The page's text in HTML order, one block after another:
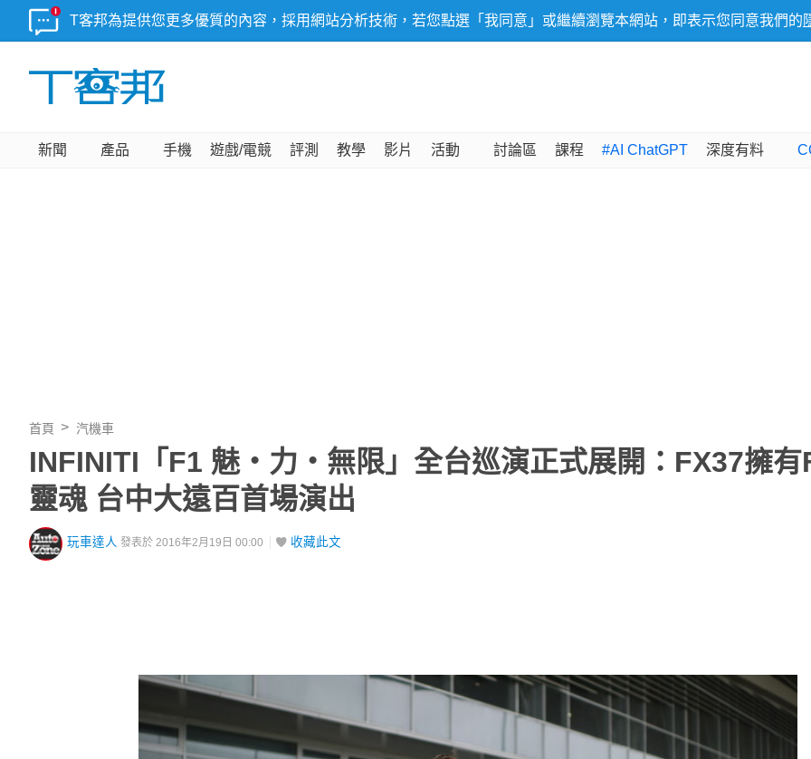
T客邦為提供您更多優質的內容，採用網站分析技術，若您點選「我同意」或繼續瀏覽本網站，即表示您同意我們的
新聞 產品 手機 遊戲/電競 評測 教學 影片 活動 討論區 課程 #AI ChatGPT 深度有料
首頁 汽機車
INFINITI「F1 魅‧力‧無限」全台巡演正式展開：FX37擁有
靈魂 台中大遠百首場演出
玩車達人 發表於 2016年2月19日 00:00 收藏此文